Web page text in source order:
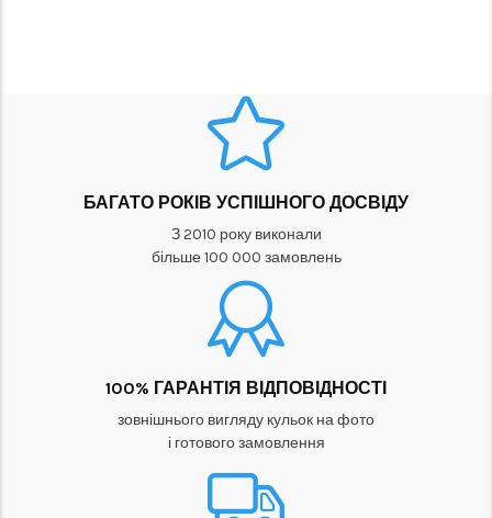
БАГАТО РОКІВ УСПІШНОГО ДОСВІДУ
З 2010 року виконали
більше 100 000 замовлень
100% ГАРАНТІЯ ВІДПОВІДНОСТІ
зовнішнього вигляду кульок на фото
і готового замовлення